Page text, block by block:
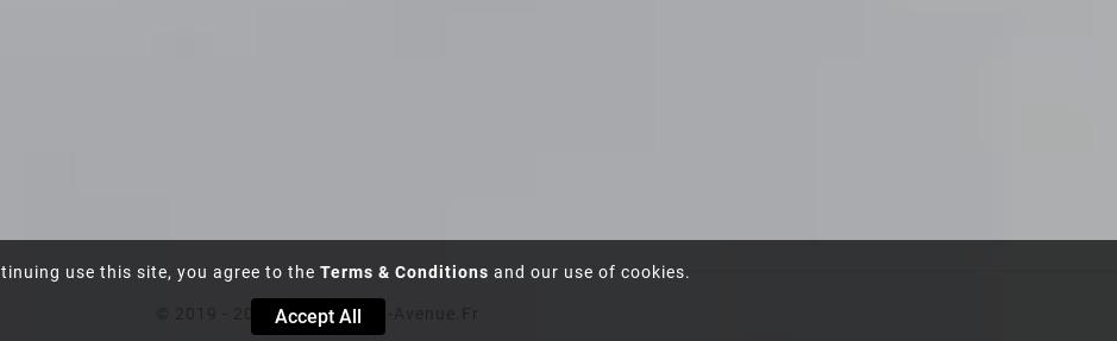
use this site, you agree to the Terms & Conditions and our use of cookies.
Accept All
© 2019 - 2025 Salledebains-Avenue.fr